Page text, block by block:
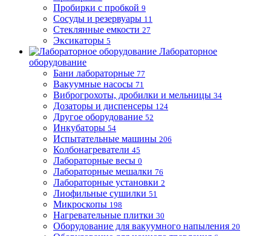
Пробирки с пробкой 9
Сосуды и резервуары 11
Стеклянные емкости 27
Эксикаторы 5
Лабораторное
оборудование
Бани лабораторные 77
Вакуумные насосы 71
Виброгрохоты, дробилки и мельницы 34
Дозаторы и диспенсеры 124
Другое оборудование 52
Инкубаторы 54
Испытательные машины 206
Колбонагреватели 45
Лабораторные весы 0
Лабораторные мешалки 76
Лабораторные установки 2
Лиофильные сушилки 51
Микроскопы 198
Нагревательные плитки 30
Оборудование для вакуумного напыления 20